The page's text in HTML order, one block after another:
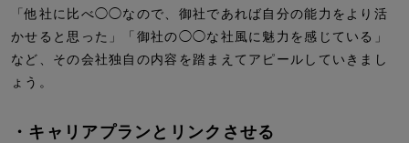
「他社に比べ◯◯なので、御社であれば自分の能力をより活
かせると思った」「御社の◯◯な社風に魅力を感じている」
など、その会社独自の内容を踏まえてアピールしていきまし
ょう。
・キャリアプランとリンクさせる